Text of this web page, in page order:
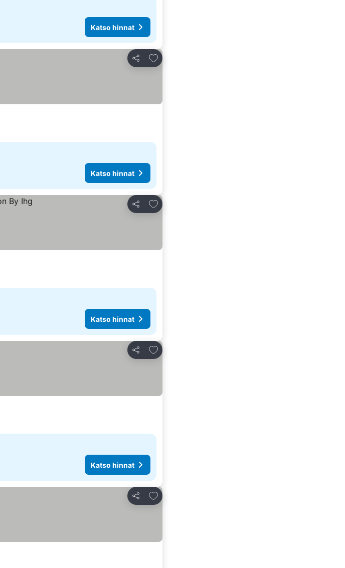
Katso hinnat
Jaa
Lisää suosikkeihin
Katso hinnat
Jaa
Lisää suosikkeihin
Katso hinnat
Jaa
Lisää suosikkeihin
Katso hinnat
Jaa
Lisää suosikkeihin